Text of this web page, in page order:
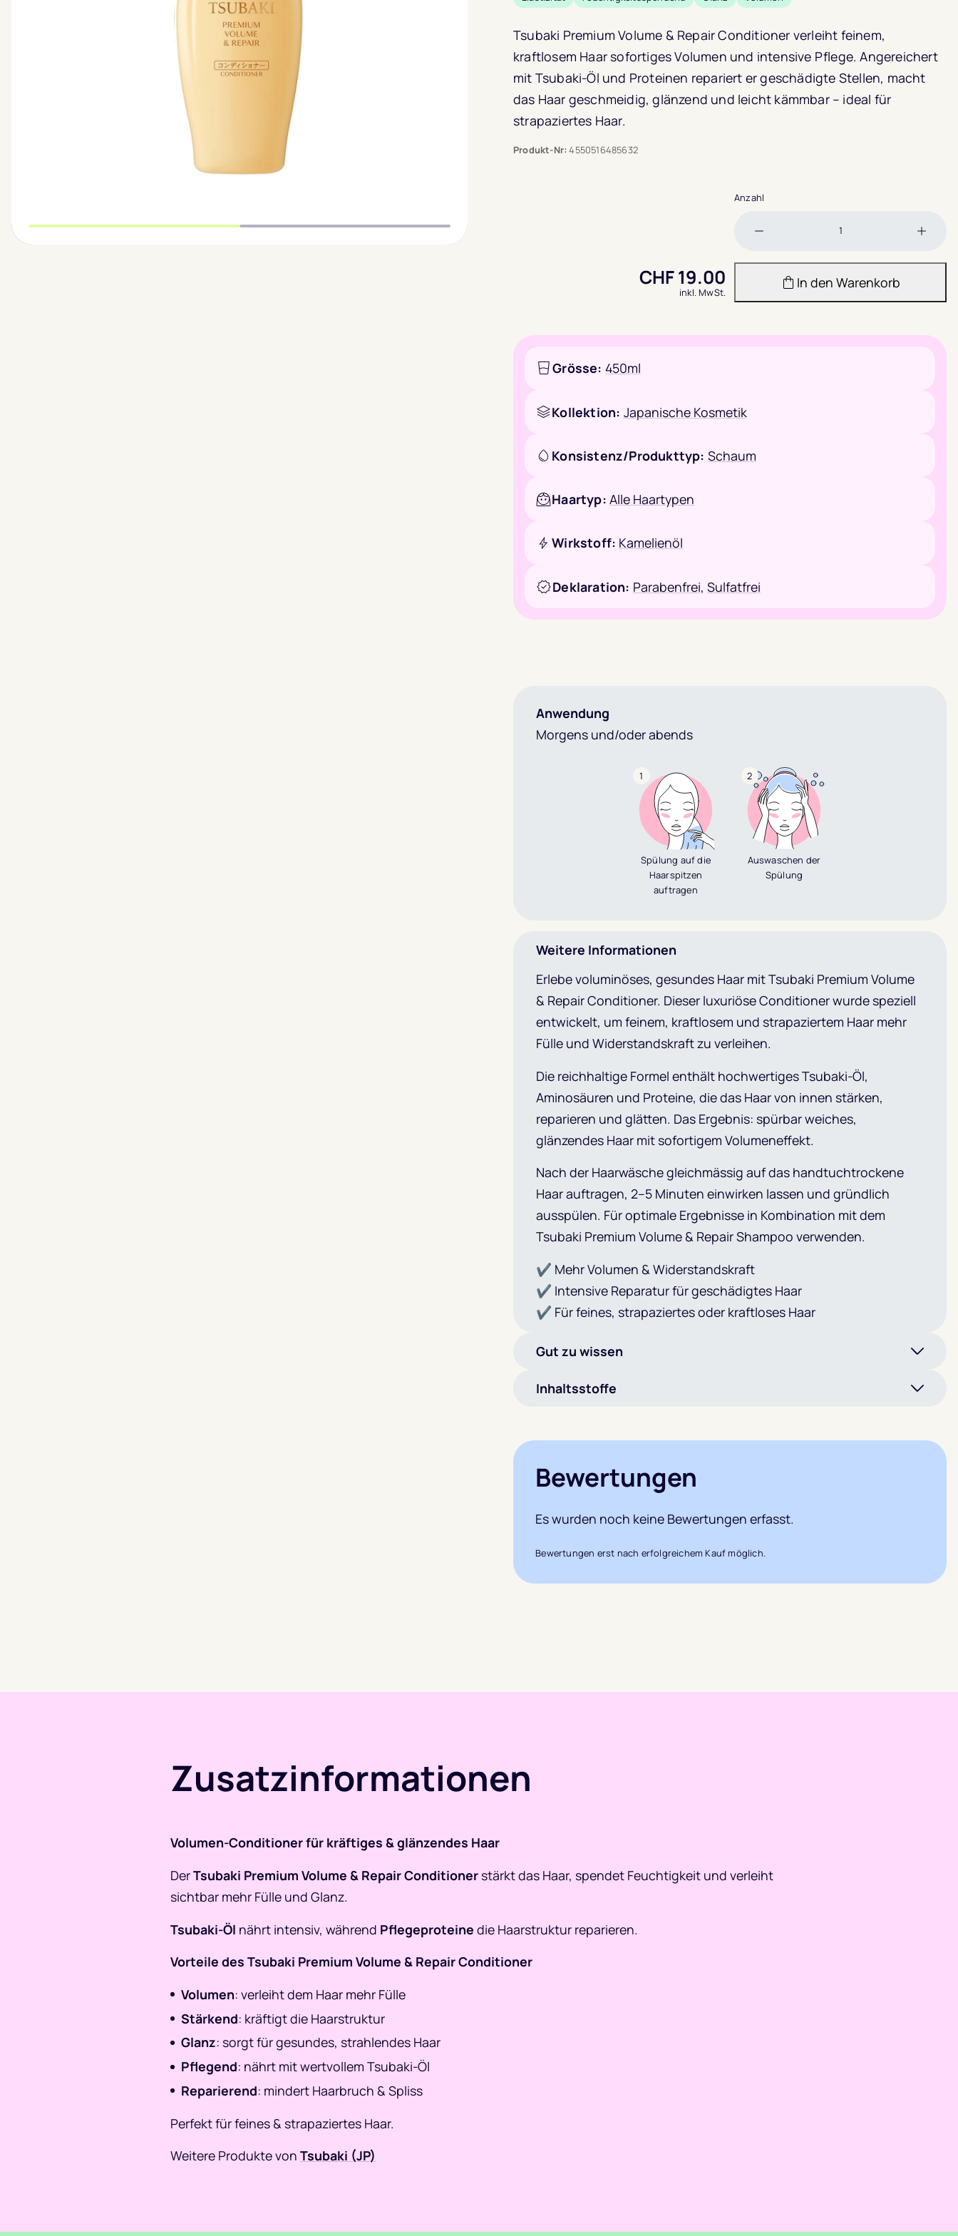
Tsubaki Premium Volume & Repair Conditioner verleiht feinem,
kraftlosem Haar sofortiges Volumen und intensive Pflege. Angereichert
mit Tsubaki-Öl und Proteinen repariert er geschädigte Stellen, macht
das Haar geschmeidig, glänzend und leicht kämmbar – ideal für
strapaziertes Haar.
Produkt-Nr: 4550516485632
Anzahl
verringern
CHF19.00
inkl. MwSt.
In den Warenkorb
Grösse: 450ml
Kollektion: Japanische Kosmetik
Konsistenz/Produkttyp: Schaum
Haartyp:Alle Haartypen
Wirkstoff: Kamelienöl
Deklaration: Parabenfrei, Sulfatfrei
Anwendung
Morgens und/oder abends
1
Spülung auf die
Haarspitzen
auftragen
2
Auswaschen der
Spülung
Weitere Informationen
Erlebe voluminöses, gesundes Haar mit Tsubaki Premium Volume
& Repair Conditioner. Dieser luxuriöse Conditioner wurde speziell
entwickelt, um feinem, kraftlosem und strapaziertem Haar mehr
Fülle und Widerstandskraft zu verleihen.
Die reichhaltige Formel enthält hochwertiges Tsubaki-Öl,
Aminosäuren und Proteine, die das Haar von innen stärken,
reparieren und glätten. Das Ergebnis: spürbar weiches,
glänzendes Haar mit sofortigem Volumeneffekt.
Nach der Haarwäsche gleichmässig auf das handtuchtrockene
Haar auftragen, 2–5 Minuten einwirken lassen und gründlich
ausspülen. Für optimale Ergebnisse in Kombination mit dem
Tsubaki Premium Volume & Repair Shampoo verwenden.
✔ Mehr Volumen & Widerstandskraft
✔ Intensive Reparatur für geschädigtes Haar
✔ Für feines, strapaziertes oder kraftloses Haar
Gut zu wissen
Inhaltsstoffe
Bewertungen
Es wurden noch keine Bewertungen erfasst.
Bewertungen erst nach erfolgreichem Kauf möglich.
Zusatzinformationen
Volumen-Conditioner für kräftiges & glänzendes Haar
DerTsubaki Premium Volume & Repair Conditionerstärkt das Haar, spendet Feuchtigkeit und verleiht
sichtbar mehr Fülle und Glanz.
Tsubaki-Öl nährt intensiv, während Pflegeproteine die Haarstruktur reparieren.
Vorteile des Tsubaki Premium Volume & Repair Conditioner
Volumen: verleiht dem Haar mehr Fülle
Stärkend: kräftigt die Haarstruktur
Glanz: sorgt für gesundes, strahlendes Haar
Pflegend: nährt mit wertvollem Tsubaki-Öl
Reparierend: mindert Haarbruch & Spliss
Perfekt für feines & strapaziertes Haar.
Weitere Produkte von Tsubaki (JP)